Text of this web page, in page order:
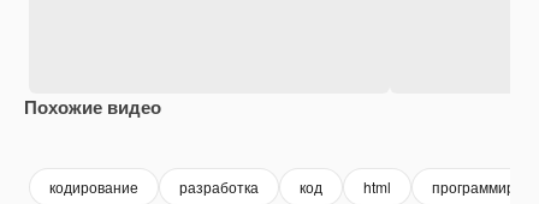
Похожие видео
кодирование разработка код html